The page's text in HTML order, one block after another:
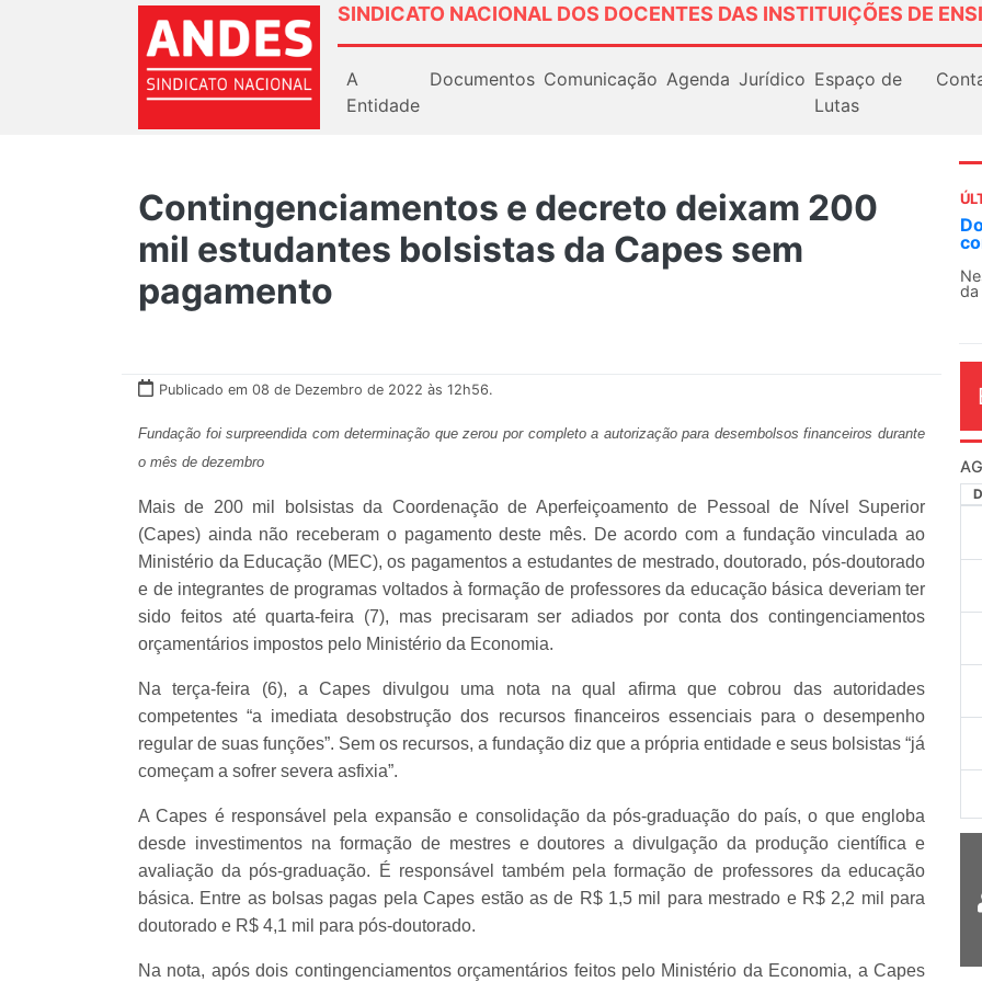
SINDICATO NACIONAL DOS DOCENTES DAS INSTITUIÇÕES DE
A
Entidade
Documentos Comunicação Agenda Jurídico Espaço de
Lutas
Contingenciamentos e decreto deixam 200
mil estudantes bolsistas da Capes sem
pagamento
Publicado em 08 de Dezembro de 2022 às 12h56.
Fundação foi surpreendida com determinação que zerou por completo a autorização para desembolsos financeiros durante
o mês de dezembro
Mais de 200 mil bolsistas da Coordenação de Aperfeiçoamento de Pessoal de Nível Superior
(Capes) ainda não receberam o pagamento deste mês. De acordo com a fundação vinculada ao
Ministério da Educação (MEC), os pagamentos a estudantes de mestrado, doutorado, pós-doutorado
e de integrantes de programas voltados à formação de professores da educação básica deveriam ter
sido feitos até quarta-feira (7), mas precisaram ser adiados por conta dos contingenciamentos
orçamentários impostos pelo Ministério da Economia.
Na terça-feira (6), a Capes divulgou uma nota na qual afirma que cobrou das autoridades
competentes “a imediata desobstrução dos recursos financeiros essenciais para o desempenho
regular de suas funções”. Sem os recursos, a fundação diz que a própria entidade e seus bolsistas “já
começam a sofrer severa asfixia”.
A Capes é responsável pela expansão e consolidação da pós-graduação do país, o que engloba
desde investimentos na formação de mestres e doutores a divulgação da produção científica e
avaliação da pós-graduação. É responsável também pela formação de professores da educação
básica. Entre as bolsas pagas pela Capes estão as de R$ 1,5 mil para mestrado e R$ 2,2 mil para
doutorado e R$ 4,1 mil para pós-doutorado.
Na nota, após dois contingenciamentos orçamentários feitos pelo Ministério da Economia, a Capes
Docentes paralisam novamente as
contra as políticas de Milei na Argentina
Nessa segunda-feira (3), sindicatos de docentes